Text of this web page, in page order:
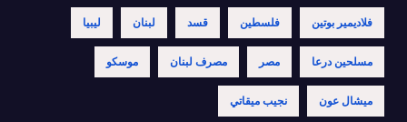
فلاديمير بوتين فلسطين قسد لبنان ليبيا
مسلحين درعا مصر مصرف لبنان موسكو
ميشال عون نجيب ميقاتي